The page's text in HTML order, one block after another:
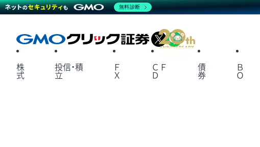
X
株
式
投信・積
立
Ｆ
Ｘ
ＣＦ
Ｄ
債
券
Ｂ
Ｏ
無料診断